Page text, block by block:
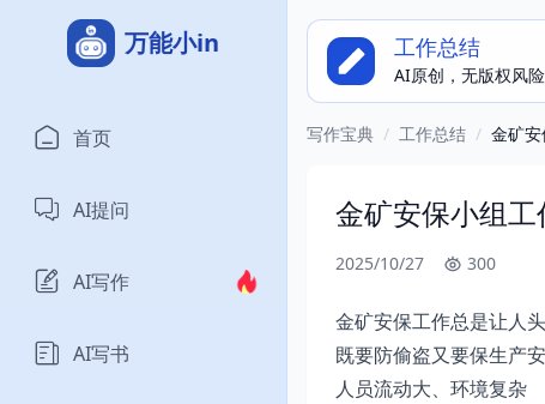
万能小in
首页
AI提问
AI写作
AI写书
工作总结
AI原创，无版权风险
写作宝典 / 工作总结 / 金矿
金矿安保小组
2025/10/27 300
金矿安保工作总是让人
既要防偷盗又要保生产
人员流动大、环境复杂